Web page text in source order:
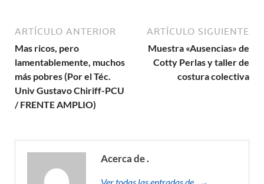
ARTÍCULO ANTERIOR
Mas ricos, pero
lamentablemente, muchos
más pobres (Por el Téc.
Univ Gustavo Chiriff-PCU
/ FRENTE AMPLIO)
ARTÍCULO SIGUIENTE
Muestra «Ausencias» de
Cotty Perlas y taller de
costura colectiva
Acerca de .